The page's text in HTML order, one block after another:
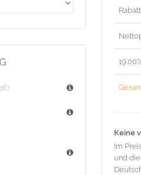
Keine
Im
und